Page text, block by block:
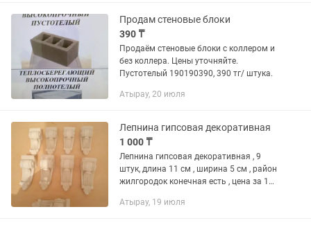
Продам стеновые блоки
390 ₸
Продаём стеновые блоки с коллером и
без коллера. Цены уточняйте.
Пустотелый 190190390, 390 тг/ штука.
Атырау, 20 июля
Лепнина гипсовая декоративная
1 000 ₸
Лепнина гипсовая декоративная , 9
штук, длина 11 см , ширина 5 см , район
жилгородок конечная есть , цена за 1
Атырау, 19 июля